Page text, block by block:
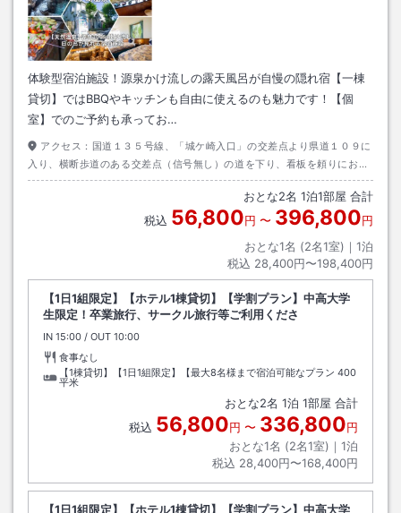
体験型宿泊施設！源泉かけ流しの露天風呂が自慢の隠れ宿【一棟
貸切】ではBBQやキッチンも自由に使えるのも魅力です！【個
室】でのご予約も承ってお…
アクセス： 国道１３５号線、「城ケ崎入口」の交差点より県道１０９に
入り、横断歩道のある交差点（信号無し）の道を下り、看板を頼りにお越
しください。
おとな2名 1泊1部屋 合計
税込 56,800円 〜 396,800円
おとな1名 (2名1室)｜ 1泊
税込 28,400円〜198,400円
【1日1組限定】【ホテル1棟貸切】【学割プラン】中高大学
生限定！卒業旅行、サークル旅行等ご利用くださ
IN チェックイン
15:00 / OUT チェックアウト
10:00
食事なし
【1棟貸切】【1日1組限定】【最大8名様まで宿泊可能なプラン 400
平米
おとな2名 1泊 1部屋 合計
税込 56,800円 〜 336,800円
おとな1名 (2名1室)｜ 1泊
税込 28,400円〜168,400円
【1日1組限定】【ホテル1棟貸切】【学割プラン】中高大学